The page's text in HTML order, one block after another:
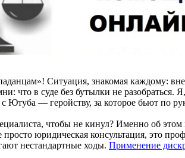
Ситуация, знакомая каждому:
что в суде без бутылки не
Ютуба — геройству, за которое бьют по
чтобы не кинул? Именно об
юридическая консультация, это
нестандартные ходы. Применение